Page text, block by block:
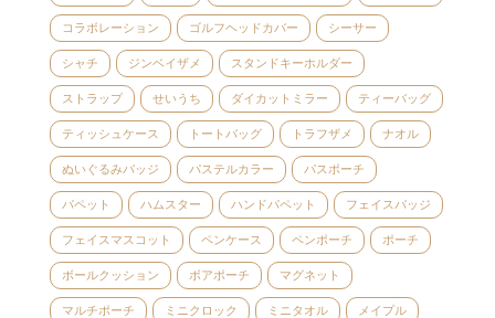
コラボレーション ゴルフヘッドカバー シーサー
シャチ ジンベイザメ スタンドキーホルダー
ストラップ せいうち ダイカットミラー ティーバッグ
ティッシュケース トートバッグ トラフザメ ナオル
ぬいぐるみバッジ パステルカラー パスポーチ
パペット ハムスター ハンドパペット フェイスバッジ
フェイスマスコット ペンケース ペンポーチ ポーチ
ボールクッション ボアポーチ マグネット
マルチポーチ ミニクロック ミニタオル メイプル